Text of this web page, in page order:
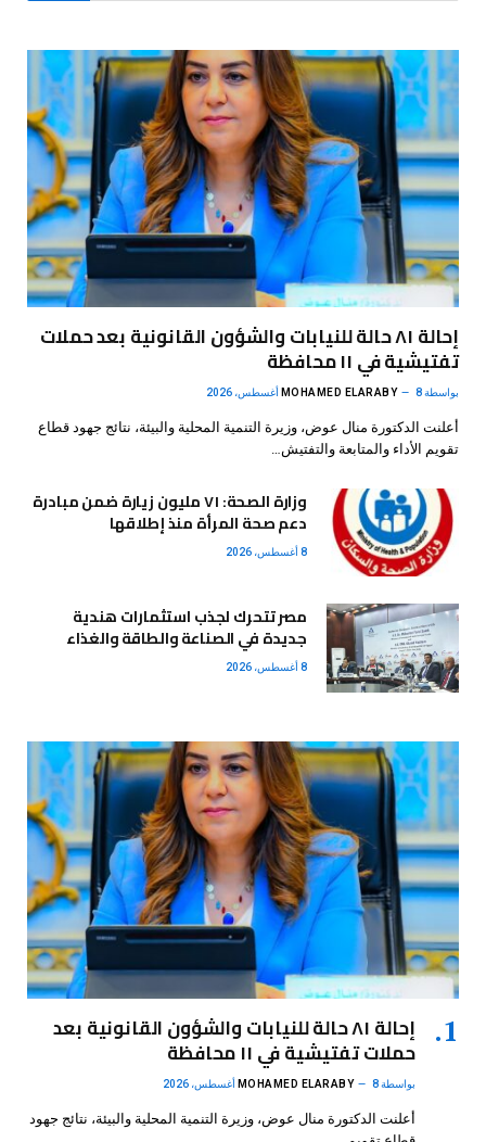
إحالة ٨١ حالة للنيابات والشؤون القانونية بعد حملات
تفتيشية في ١١ محافظة
بواسطة MOHAMED ELARABY 8 أغسطس، 2026
أعلنت الدكتورة منال عوض، وزيرة التنمية المحلية والبيئة، نتائج جهود قطاع
تقويم الأداء والمتابعة والتفتيش…
وزارة الصحة: ٧١ مليون زيارة ضمن مبادرة
دعم صحة المرأة منذ إطلاقها
8 أغسطس، 2026
مصر تتحرك لجذب استثمارات هندية
جديدة في الصناعة والطاقة والغذاء
8 أغسطس، 2026
إحالة ٨١ حالة للنيابات والشؤون القانونية بعد
حملات تفتيشية في ١١ محافظة
بواسطة MOHAMED ELARABY 8 أغسطس، 2026
أعلنت الدكتورة منال عوض، وزيرة التنمية المحلية والبيئة، نتائج جهود